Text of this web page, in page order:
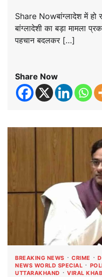
Share Nowबांग्लादेश में हो
बांग्लादेशी का बड़ा मामला
पहचान बदलकर […]
Share Now
BREAKING NEWS CRIME
NEWS WORLD SPECIAL
UTTARAKHAND
VIRAL